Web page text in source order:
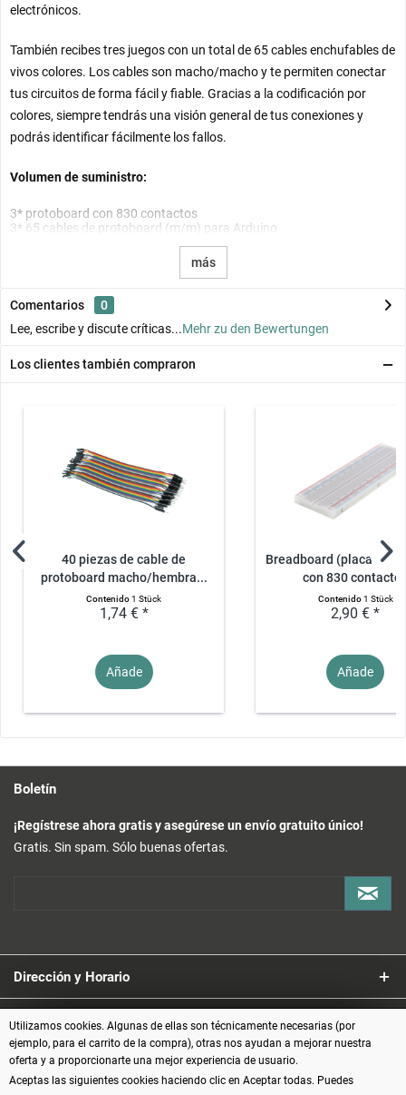
electrónicos.
También recibes tres juegos con un total de 65 cables enchufables de
vivos colores. Los cables son macho/macho y te permiten conectar
tus circuitos de forma fácil y fiable. Gracias a la codificación por
colores, siempre tendrás una visión general de tus conexiones y
podrás identificar fácilmente los fallos.
Volumen de suministro:
3* protoboard con 830 contactos
3* 65 cables de protoboard (m/m) para Arduino
más
Comentarios
0
Lee, escribe y discute críticas...Mehr zu den Bewertungen
Los clientes también compraron
40 piezas de cable de
protoboard macho/hembra...
Contenido1 Stück
1,74 € *
Añade
Breadboard (placa
con 830
Contenido1 Stück
2,90 € *
Añade
Boletín
¡Regístrese ahora gratis y asegúrese un envío gratuito único!
Gratis. Sin spam. Sólo buenas ofertas.
Dirección y Horario
Servicio
Información
Utilizamos cookies. Algunas de ellas son técnicamente necesarias (por
ejemplo, para el carrito de la compra), otras nos ayudan a mejorar nuestra
oferta y a proporcionarte una mejor experiencia de usuario.
Aceptas las siguientes cookies haciendo clic en Aceptar todas. Puedes